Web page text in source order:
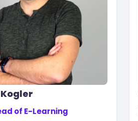
of E-Learning